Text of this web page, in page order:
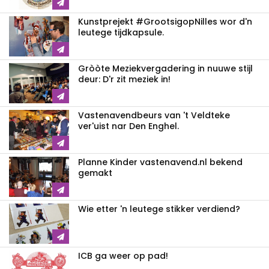
Kunstprejekt #GrootsigopNilles wor d'n
leutege tijdkapsule.
Gròòte Meziekvergadering in nuuwe stijl
deur: D'r zit meziek in!
Vastenavendbeurs van 't Veldteke
ver'uist nar Den Enghel.
Planne Kinder vastenavend.nl bekend
gemakt
Wie etter 'n leutege stikker verdiend?
ICB ga weer op pad!